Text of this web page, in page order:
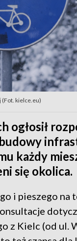
kielce.eu)
ogłosił
każdy
się okolica.
i pieszego na
z Kielc (od ul.